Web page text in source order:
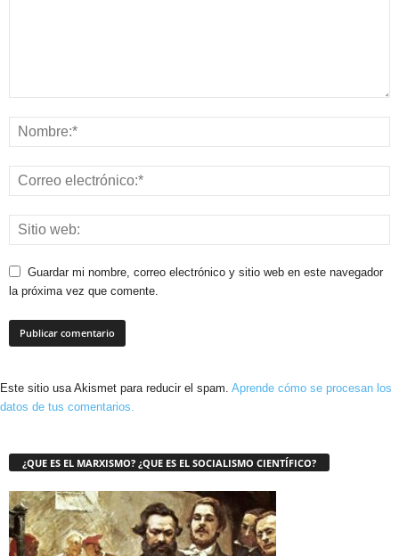
Guardar mi nombre, correo electrónico y sitio web en este navegador
la próxima vez que comente.
Este sitio usa Akismet para reducir el spam. Aprende cómo se procesan los
datos de tus comentarios.
¿QUE ES EL MARXISMO? ¿QUE ES EL SOCIALISMO CIENTÍFICO?